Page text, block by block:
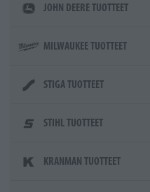
JOHN DEERE TUOTTEET
MILWAUKEE TUOTTEET
STIGA TUOTTEET
STIHL TUOTTEET
KRANMAN TUOTTEET